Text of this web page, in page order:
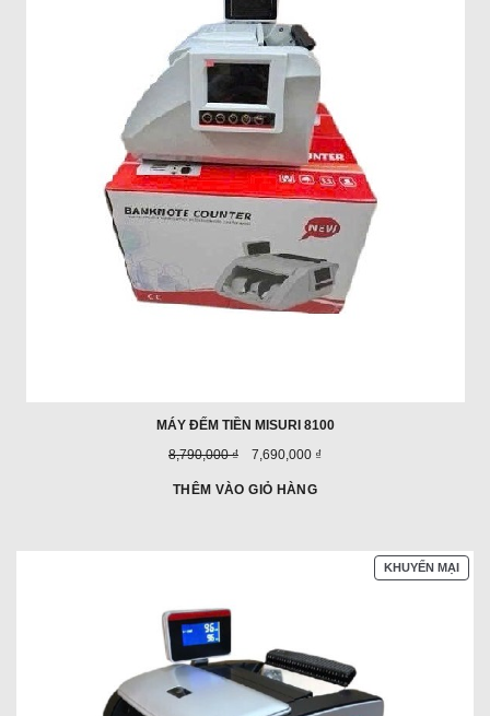
MÁY ĐẾM TIỀN MISURI 8100
Giá
trước
8,790,000 ₫
Giá
7,690,000 ₫
THÊM VÀO GIỎ HÀNG
KHUYẾN MẠISẢN